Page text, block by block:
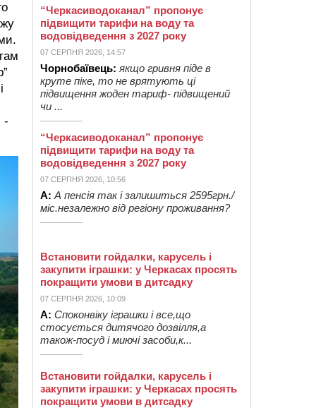
-
“Черкасиводоканал” пропонує
підвищити тарифи на воду та
водовідведення з 2027 року
07 СЕРПНЯ 2026, 14:57
Чорнобаївець: якщо гривня піде в
круте піке, то не врятують ці
підвищення жоден тариф- підвищений
чи ...
“Черкасиводоканал” пропонує
підвищити тарифи на воду та
водовідведення з 2027 року
07 СЕРПНЯ 2026, 10:56
А: А пенсія так і залишиться 2595грн./
міс.незалежно від регіону проживання?
Встановити гойдалки, карусель і
закупити іграшки: у Черкасах просять
покращити умови в дитсадку
07 СЕРПНЯ 2026, 10:09
А: Споконвіку іграшки і все,що
стосується дитячого дозвілля,а
також-посуд і миючі засоби,к...
Встановити гойдалки, карусель і
закупити іграшки: у Черкасах просять
покращити умови в дитсадку